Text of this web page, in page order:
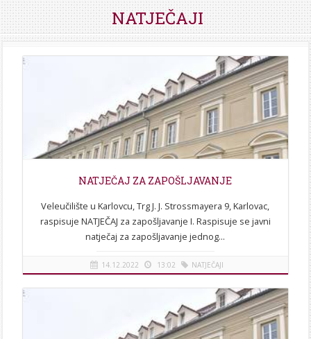
NATJEČAJI
NATJEČAJ ZA ZAPOŠLJAVANJE
Veleučilište u Karlovcu, Trg J. J. Strossmayera 9, Karlovac,
raspisuje NATJEČAJ za zapošljavanje I. Raspisuje se javni
natječaj za zapošljavanje jednog...
[više]
14.12.2022 13:02 NATJEČAJI